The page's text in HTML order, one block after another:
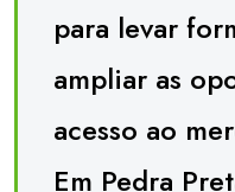
para levar
ampliar as
acesso ao
Em Pedra